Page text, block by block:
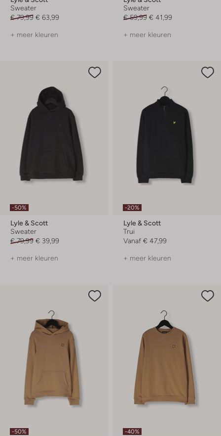
Sweater
€ 79,99 € 63,99
+ meer kleuren
Sweater
€ 59,99 € 41,99
+ meer kleuren
-50%
Lyle & Scott
Sweater
€ 79,99 € 39,99
+ meer kleuren
-20%
Lyle & Scott
Trui
Vanaf € 47,99
+ meer kleuren
-50% -40%